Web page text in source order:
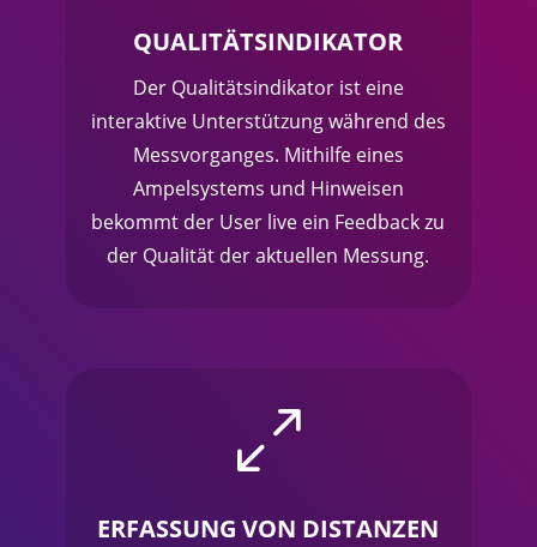
QUALITÄTSINDIKATOR
Der Qualitätsindikator ist eine
interaktive Unterstützung während des
Messvorganges. Mithilfe eines
Ampelsystems und Hinweisen
bekommt der User live ein Feedback zu
der Qualität der aktuellen Messung.
0
ERFASSUNG VON DISTANZEN